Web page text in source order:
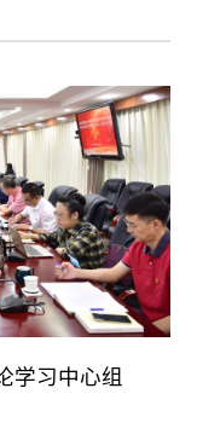
学习中心组